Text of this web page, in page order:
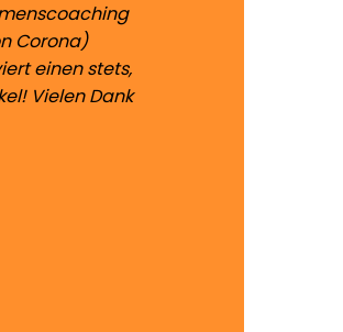
Corona)
einen stets,
Vielen Dank